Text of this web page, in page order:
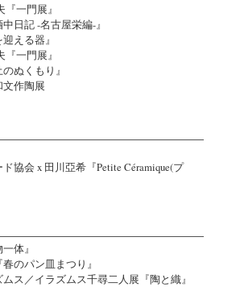
一門展』
日記 -名古屋栄編-』
える器』
一門展』
ぬくもり』
作陶展
協会 x 田川亞希『Petite Céramique(プ
体』
のパン皿まつり』
ス／イラズムス千尋二人展『陶と織』